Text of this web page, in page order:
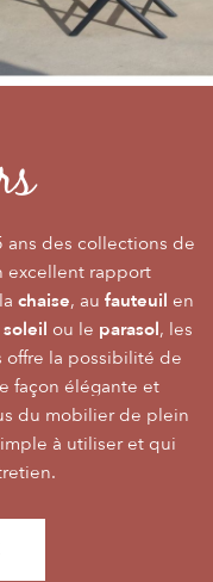
des collections de
excellent rapport
chaise, au fauteuil en
ou le parasol, les
offre la possibilité de
façon élégante et
du mobilier de plein
à utiliser et qui
vivre l’extérieur avec
aux grandes
de par la qualité de
se joue des
comme une pièce à
soin des détails.
desplateaux
de nombreusestables
durable.
jardin contemporain
du prixfont qu’elle
nombre.
un souffle bien
facilité
Repas, Salon,Détente
dans la joie, la
d’être ensemble !